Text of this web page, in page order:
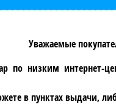
Уважаемые
по низким интернет-
в пунктах выдачи,